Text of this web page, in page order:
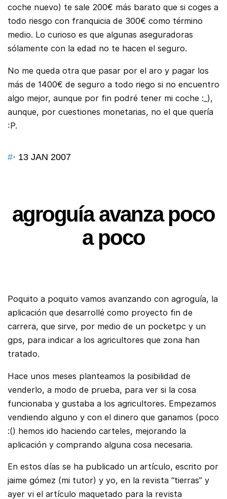
coche nuevo) te sale 200€ más barato que si coges a
todo riesgo con franquicia de 300€ como término
medio. Lo curioso es que algunas aseguradoras
sólamente con la edad no te hacen el seguro.
No me queda otra que pasar por el aro y pagar los
más de 1400€ de seguro a todo riego si no encuentro
algo mejor, aunque por fin podré tener mi coche :_),
aunque, por cuestiones monetarias, no el que quería
:P.
#· 13 JAN 2007
agroguía avanza poco
a poco
Poquito a poquito vamos avanzando con agroguía, la
aplicación que desarrollé como proyecto fin de
carrera, que sirve, por medio de un pocketpc y un
gps, para indicar a los agricultores que zona han
tratado.
Hace unos meses planteamos la posibilidad de
venderlo, a modo de prueba, para ver si la cosa
funcionaba y gustaba a los agricultores. Empezamos
vendiendo alguno y con el dinero que ganamos (poco
:() hemos ido haciendo carteles, mejorando la
aplicación y comprando alguna cosa necesaria.
En estos días se ha publicado un artículo, escrito por
jaime gómez (mi tutor) y yo, en la revista “tierras” y
ayer vi el artículo maquetado para la revista